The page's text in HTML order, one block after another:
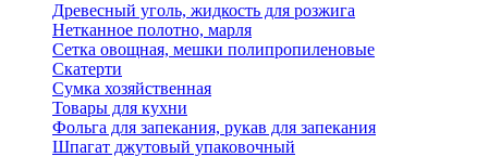
Древесный уголь, жидкость для розжига
Нетканное полотно, марля
Сетка овощная, мешки полипропиленовые
Скатерти
Сумка хозяйственная
Товары для кухни
Фольга для запекания, рукав для запекания
Шпагат джутовый упаковочный